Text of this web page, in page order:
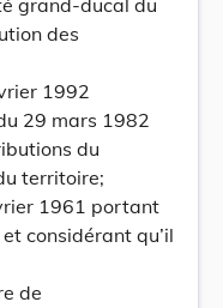
grand-ducal du
des
1992
29 mars 1982
du
territoire;
1961 portant
considérant qu’il
de